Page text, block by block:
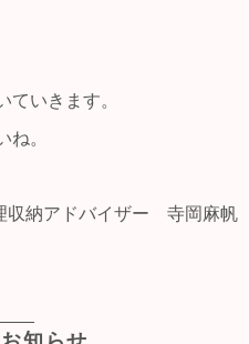
ていきます。
ね。
収納アドバイザー 寺岡麻帆